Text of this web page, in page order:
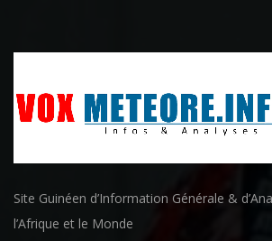
Site Guinéen d’Information Générale &
l’Afrique et le Monde